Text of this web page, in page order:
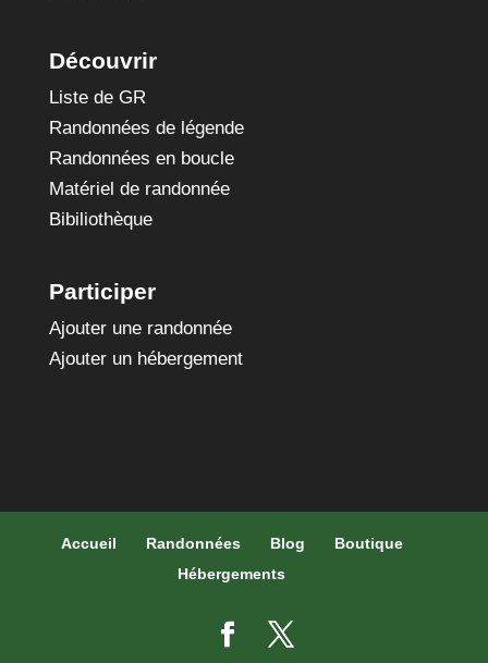
Découvrir
Liste de GR
Randonnées de légende
Randonnées en boucle
Matériel de randonnée
Bibiliothèque
Participer
Ajouter une randonnée
Ajouter un hébergement
Accueil Randonnées Blog
Boutique
Hébergements